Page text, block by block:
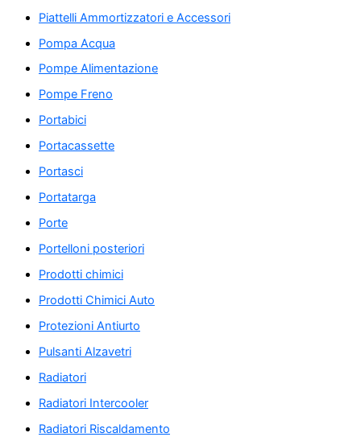
Piattelli Ammortizzatori e Accessori
Pompa Acqua
Pompe Alimentazione
Pompe Freno
Portabici
Portacassette
Portasci
Portatarga
Porte
Portelloni posteriori
Prodotti chimici
Prodotti Chimici Auto
Protezioni Antiurto
Pulsanti Alzavetri
Radiatori
Radiatori Intercooler
Radiatori Riscaldamento